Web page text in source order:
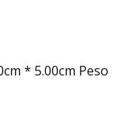
* 5.00cm Peso